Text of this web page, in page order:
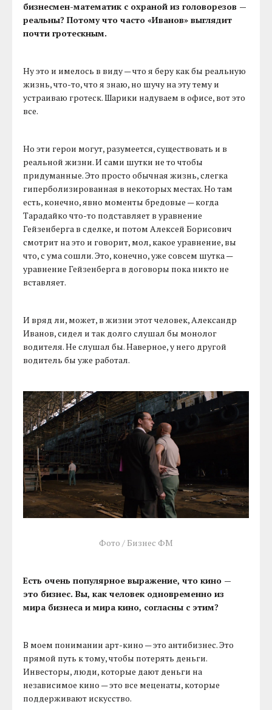
бизнесмен-математик с охраной из головорезов —
реальны? Потому что часто «Иванов» выглядит
почти гротескным.
Ну это и имелось в виду — что я беру как бы реальную
жизнь, что-то, что я знаю, но шучу на эту тему и
устраиваю гротеск. Шарики надуваем в офисе, вот это
все.
Но эти герои могут, разумеется, существовать и в
реальной жизни. И сами шутки не то чтобы
придуманные. Это просто обычная жизнь, слегка
гиперболизированная в некоторых местах. Но там
есть, конечно, явно моменты бредовые — когда
Тарадайко что-то подставляет в уравнение
Гейзенберга в сделке, и потом Алексей Борисович
смотрит на это и говорит, мол, какое уравнение, вы
что, с ума сошли. Это, конечно, уже совсем шутка —
уравнение Гейзенберга в договоры пока никто не
вставляет.
И вряд ли, может, в жизни этот человек, Александр
Иванов, сидел и так долго слушал бы монолог
водителя. Не слушал бы. Наверное, у него другой
водитель бы уже работал.
Фото / Бизнес ФМ
Есть очень популярное выражение, что кино —
это бизнес. Вы, как человек одновременно из
мира бизнеса и мира кино, согласны с этим?
В моем понимании арт-кино — это антибизнес. Это
прямой путь к тому, чтобы потерять деньги.
Инвесторы, люди, которые дают деньги на
независимое кино — это все меценаты, которые
поддерживают искусство.